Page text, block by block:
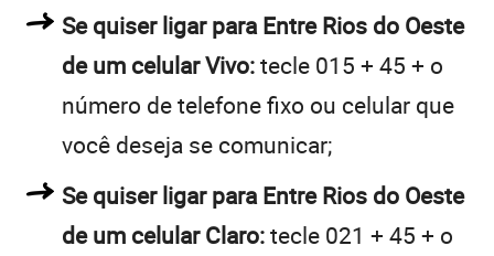
Se quiser ligar para Entre Rios do Oeste
de um celular Vivo:tecle 015 + 45 + o
número de telefone fixo ou celular que
você deseja se comunicar;
Se quiser ligar para Entre Rios do Oeste
de um celular Claro:tecle 021 + 45 + o